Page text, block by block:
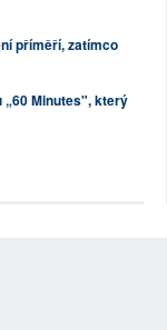
příměří, zatímco
„60 Minutes", který